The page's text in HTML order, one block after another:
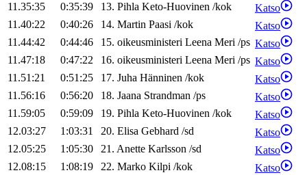
11.35:35
0:35:39 13. Pihla Keto-Huovinen /kok
Katso
11.40:22
0:40:26 14. Martin Paasi /kok
Katso
11.44:42
0:44:46 15. oikeusministeri Leena Meri /ps Katso
11.47:18
0:47:22 16. oikeusministeri Leena Meri /ps Katso
11.51:21
0:51:25 17. Juha Hänninen /kok
Katso
11.56:16
0:56:20 18. Jaana Strandman /ps
Katso
11.59:05
0:59:09 19. Pihla Keto-Huovinen /kok
Katso
12.03:27
1:03:31 20. Elisa Gebhard /sd
Katso
12.05:25
1:05:30 21. Anette Karlsson /sd
Katso
12.08:15
1:08:19 22. Marko Kilpi /kok
Katso